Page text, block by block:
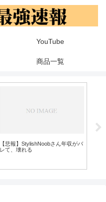
YouTube
商品一覧
【速報】加藤純一、80時間にもお
よぶカトマスで見事マスター昇格